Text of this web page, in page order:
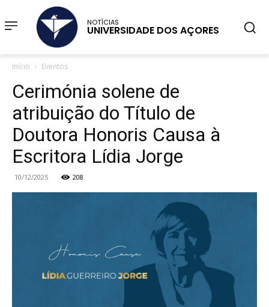
NOTÍCIAS
UNIVERSIDADE DOS AÇORES
Início Eventos
Cerimónia solene de
atribuição do Título de
Doutora Honoris Causa à
Escritora Lídia Jorge
10/12/2025 208